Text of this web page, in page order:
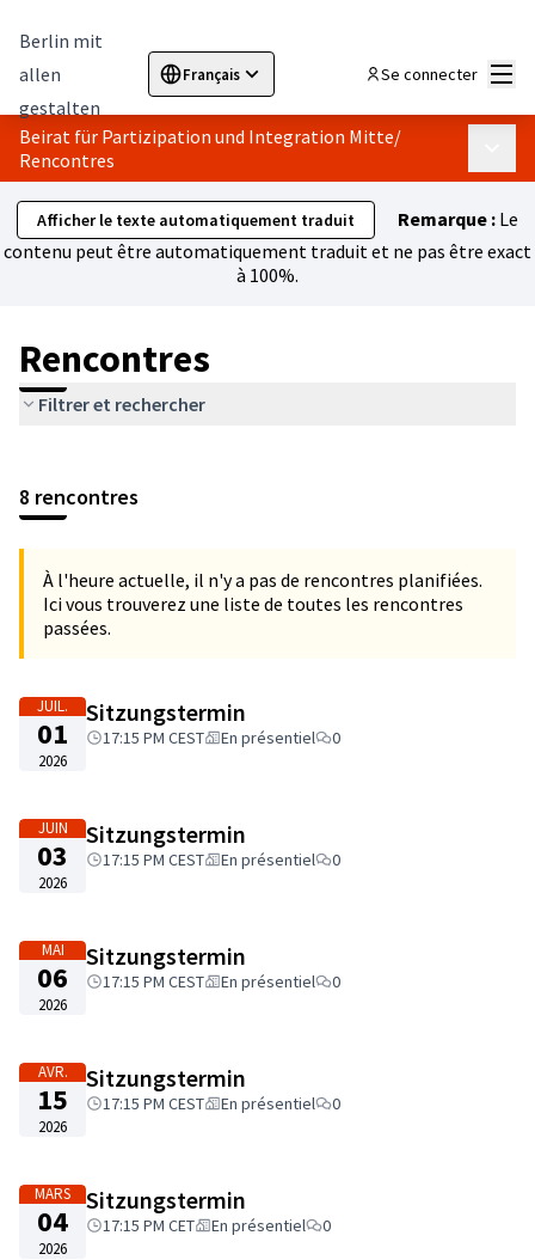
Berlin mit
allen
gestalten
Français
Sprache wählen Choose languageElegir el idioma
Se connecter
Beirat für Partizipation und Integration Mitte/
Rencontres
Afficher le texte automatiquement traduit Remarque : Le
contenu peut être automatiquement traduit et ne pas être exact
à 100%.
Rencontres
Filtrer et rechercher
+
−
8 rencontres
À l'heure actuelle, il n'y a pas de rencontres planifiées.
Ici vous trouverez une liste de toutes les rencontres
passées.
JUIL.
01
2026
Sitzungstermin
17:15 PM CEST En présentiel 0
JUIN
03
2026
Sitzungstermin
17:15 PM CEST En présentiel 0
MAI
06
2026
Sitzungstermin
17:15 PM CEST En présentiel 0
AVR.
15
2026
Sitzungstermin
17:15 PM CEST En présentiel 0
MARS
04
2026
Sitzungstermin
17:15 PM CET En présentiel 0